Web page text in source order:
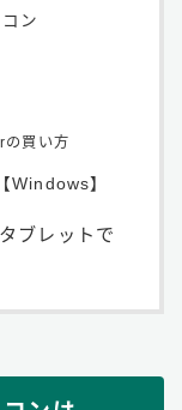
ン
買い方
】
ブレットで